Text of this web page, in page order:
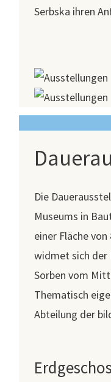
Serbska ihren
Die
Museums in
einer Fläche
widmet sich der
Sorben vom
Thematisch
Abteilung der